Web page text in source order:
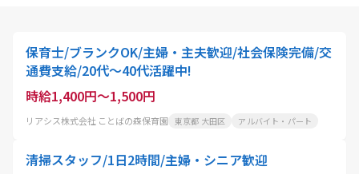
保育士/ブランクOK/主婦・主夫歓迎/社会保険完備/交
通費支給/20代～40代活躍中!
時給1,400円～1,500円
リアシス株式会社 ことばの森保育園 東京都 大田区 アルバイト・パート
清掃スタッフ/1日2時間/主婦・シニア歓迎